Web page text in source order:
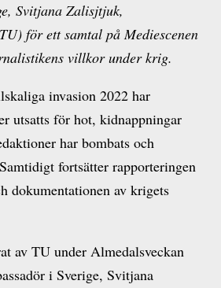
Svitjana Zalisjtjuk,
för ett samtal på Mediescenen
villkor under krig.
invasion 2022 har
utsatts för hot, kidnappningar
har bombats och
fortsätter rapporteringen
dokumentationen av krigets
av TU under Almedalsveckan
i Sverige, Svitjana